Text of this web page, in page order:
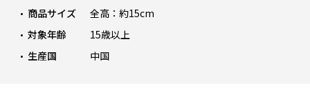
商品サイズ
全高：約15cm
対象年齢
15歳以上
生産国
中国